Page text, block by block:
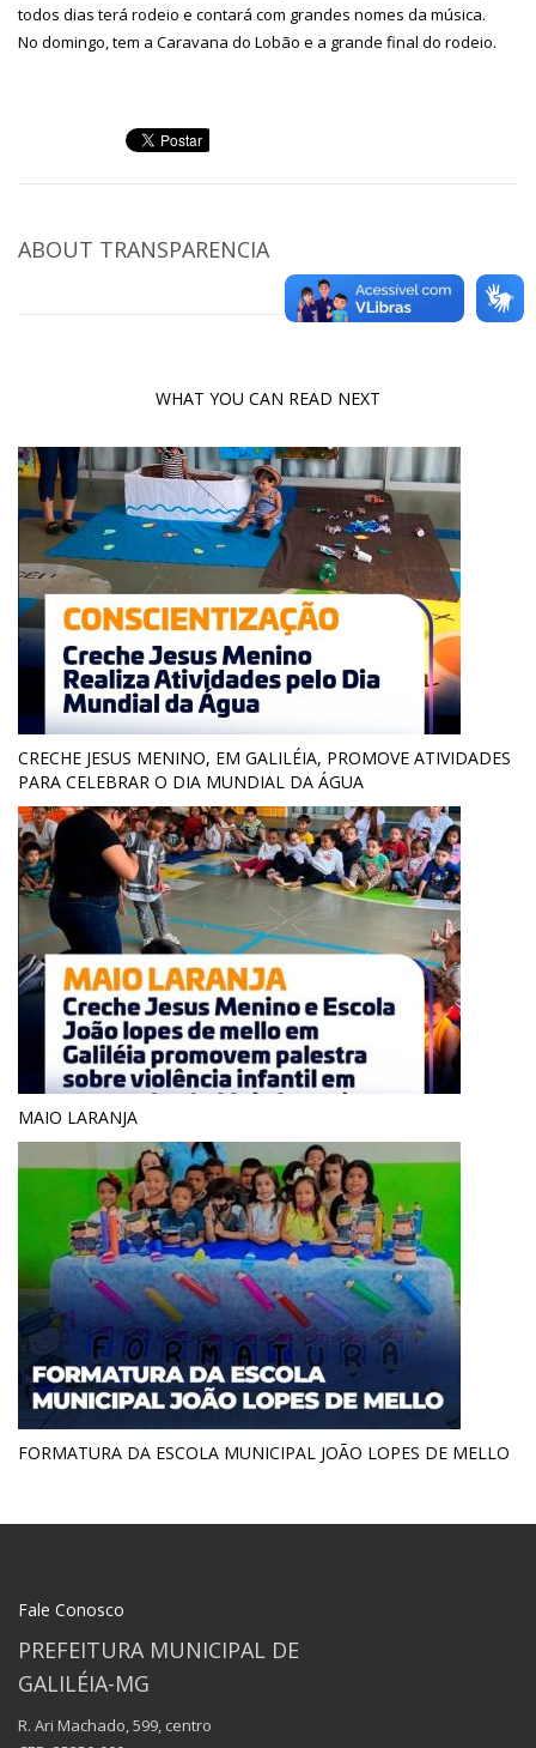
todos dias terá rodeio e contará com grandes nomes da música.
No domingo, tem a Caravana do Lobão e a grande final do rodeio.
ABOUT TRANSPARENCIA
WHAT YOU CAN READ NEXT
CRECHE JESUS MENINO, EM GALILÉIA, PROMOVE ATIVIDADES
PARA CELEBRAR O DIA MUNDIAL DA ÁGUA
MAIO LARANJA
FORMATURA DA ESCOLA MUNICIPAL JOÃO LOPES DE MELLO
Fale Conosco
PREFEITURA MUNICIPAL DE
GALILÉIA-MG
R. Ari Machado, 599, centro